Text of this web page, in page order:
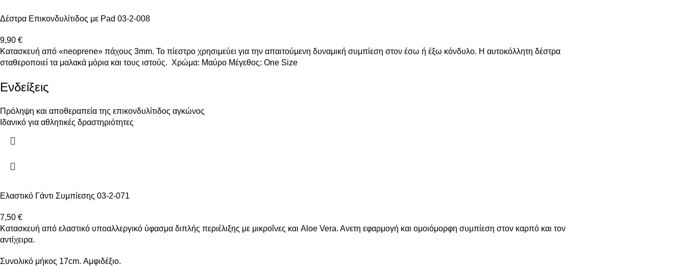
Δέστρα Επικονδυλίτιδος με Pad 03-2-008
9,90 €
Kατασκευή από «neoprene» πάχους 3mm. Το πίεστρο χρησιμεύει για την απαιτούμενη δυναμική συμπίεση στον έσω ή έξω κόνδυλο. Η αυτοκόλλητη δέστρα
σταθεροποιεί τα μαλακά μόρια και τους ιστούς. Χρώμα: Μαύρο Mέγεθος: One Size
Ενδείξεις
Πρόληψη και αποθεραπεία της επικονδυλίτιδος αγκώνος
Ιδανικό για αθλητικές δραστηριότητες
Ελαστικό Γάντι Συμπίεσης 03-2-071
7,50 €
Κατασκευή από ελαστικό υποαλλεργικό ύφασμα διπλής περιέλιξης με μικροΐνες και Aloe Vera. Aνετη εφαρμογή και ομοιόμορφη συμπίεση στον καρπό και τον
αντίχειρα.
Συνολικό μήκος 17cm. Αμφιδέξιο.